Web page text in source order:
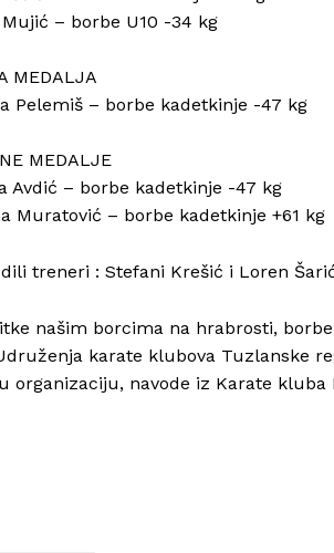
– borbe U10 -34 kg
MEDALJA
Pelemiš – borbe kadetkinje -47 kg
MEDALJE
Avdić – borbe kadetkinje -47 kg
Muratović – borbe kadetkinje +61 kg
treneri : Stefani Krešić i Loren
našim borcima na hrabrosti,
karate klubova Tuzlanske
organizaciju, navode iz Karate kluba